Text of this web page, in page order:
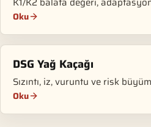
Oku
DSG Yağ Kaçağı
Sızıntı, iz, vuruntu ve risk
Oku